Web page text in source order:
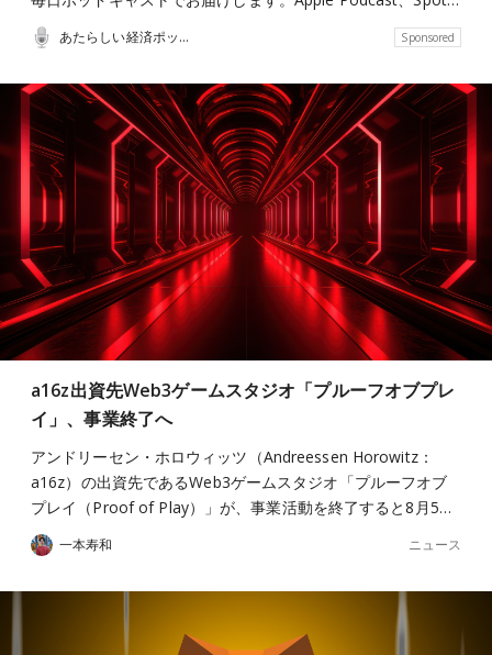
あたらしい経済ポッドキャスト Sponsored
a16z出資先Web3ゲームスタジオ「プルーフオブプレ
イ」、事業終了へ
アンドリーセン・ホロウィッツ（Andreessen Horowitz：
a16z）の出資先であるWeb3ゲームスタジオ「プルーフオブ
プレイ（Proof of Play）」が、事業活動を終了すると8月5…
一本寿和 ニュース